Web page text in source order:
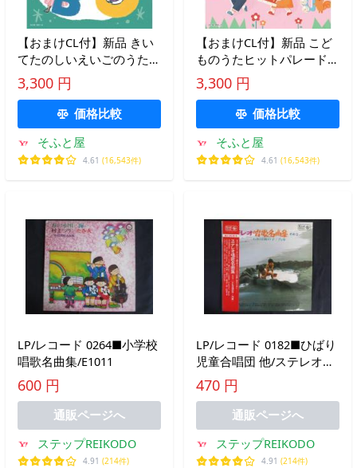
【おまけCL付】新品 きい
てたのしいえいごのうた
キング・スーパー・ツイ
ン・シリーズ 2026 / (CD)
KICW7807
3,300 円
価格比較
そふと屋
4.61 (16,543件)
【おまけCL付】新品 こど
ものうたヒットパレード
キング・スーパー・ツイ
ン・シリーズ 2026 / (CD)
KICW7809
3,300 円
価格比較
そふと屋
4.61 (16,543件)
LP/レコード 0264■小学校
唱歌名曲集/E1011
600 円
通販ページへ
ステップREIKODO
4.91 (214件)
LP/レコード 0182■ひばり
児童合唱団 他/ステレオ唱
歌名曲集/帯付/KRH1029
470 円
通販ページへ
ステップREIKODO
4.91 (214件)